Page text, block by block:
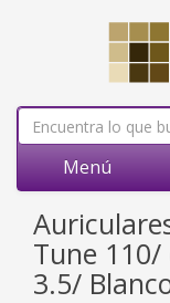
Menú
Tune
3.5/